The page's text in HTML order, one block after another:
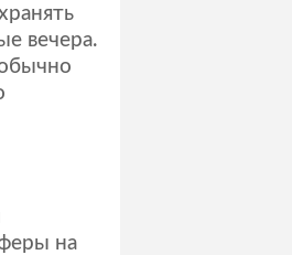
вечера.
на